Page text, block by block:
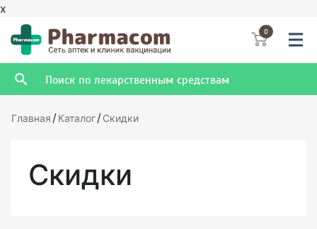
x
0
Главная /Каталог/Скидки
Скидки